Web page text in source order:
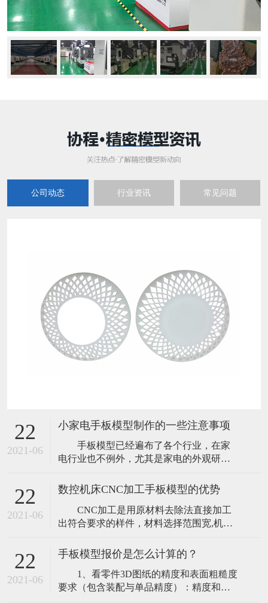
公司动态 行业资讯 常见问题
22
2021-06
小家电手板模型制作的一些注意事项
手板模型已经遍布了各个行业，在家
电行业也不例外，尤其是家电的外观研
模型，可以在极短的时间内，实现从图纸
到实物的转变，让研发中的产品开模前能
够全面而正确的评估外观及结构，使产品
研发更加顺利，大大降低产品投放市场的
有模具或不开模
22
2021-06
数控机床CNC加工手板模型的优势
CNC加工是用原材料去除法直接加工
出符合要求的样件，材料选择范围宽,机器
适当地分解,特别适合于加工大尺寸及结构
比较简单的零部件，CNC加工设备对三维
图档进行编程、拆分，通过加工相应材料
直接生产所需的产品，特别是对大件产品
22
2021-06
手板模型报价是怎么计算的？
1、看零件3D图纸的精度和表面粗糙度
要求（包含装配与单品精度）：精度和表